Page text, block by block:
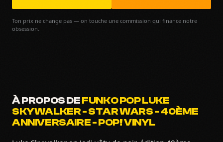
Ton prix ne change pas — on touche une commission qui finance notre
obsession.
À PROPOS DEFUNKO POP LUKE
SKYWALKER - STAR WARS - 40ÈME
ANNIVERSAIRE - POP! VINYL